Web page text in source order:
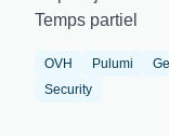
Temps partiel
OVH Pulumi
Security